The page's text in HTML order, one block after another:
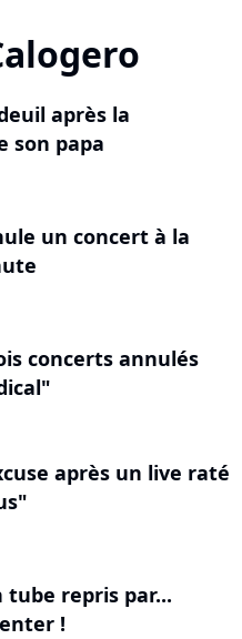
après la
son papa
un concert à la
concerts annulés
après un live raté
tube repris par...
!